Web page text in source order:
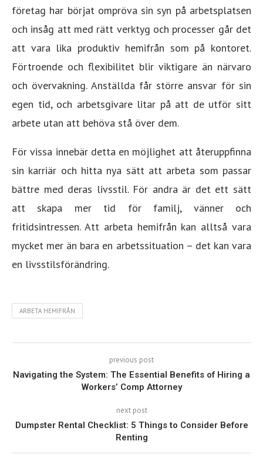
företag har börjat ompröva sin syn på arbetsplatsen
och insåg att med rätt verktyg och processer går det
att vara lika produktiv hemifrån som på kontoret.
Förtroende och flexibilitet blir viktigare än närvaro
och övervakning. Anställda får större ansvar för sin
egen tid, och arbetsgivare litar på att de utför sitt
arbete utan att behöva stå över dem.
För vissa innebär detta en möjlighet att återuppfinna
sin karriär och hitta nya sätt att arbeta som passar
bättre med deras livsstil. För andra är det ett sätt
att skapa mer tid för familj, vänner och
fritidsintressen. Att arbeta hemifrån kan alltså vara
mycket mer än bara en arbetssituation – det kan vara
en livsstilsförändring.
ARBETA HEMIFRÅN
previous post
Navigating the System: The Essential Benefits of Hiring a
Workers’ Comp Attorney
next post
Dumpster Rental Checklist: 5 Things to Consider Before
Renting